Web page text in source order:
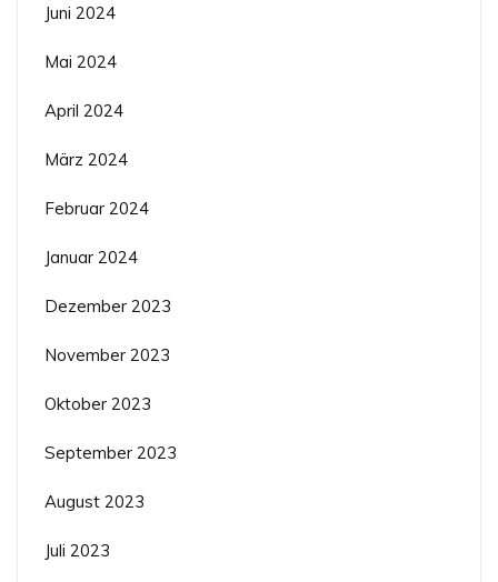
Juni 2024
Mai 2024
April 2024
März 2024
Februar 2024
Januar 2024
Dezember 2023
November 2023
Oktober 2023
September 2023
August 2023
Juli 2023